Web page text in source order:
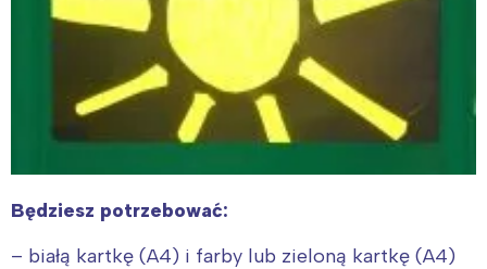
Będziesz potrzebować:
– białą kartkę (A4) i farby lub zieloną kartkę (A4)